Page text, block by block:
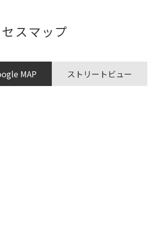
スマップ
MAP ストリートビュー